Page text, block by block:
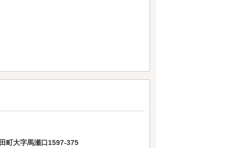
町大字馬瀬口1597-375